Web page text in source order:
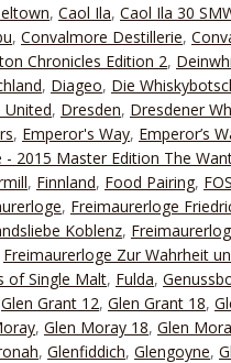
, Caol Ila, Caol Ila 30
, Convalmore Destillerie,
Chronicles Edition 2,
, Diageo, Die
United, Dresden, Dresdener
, Emperor's Way, Emperor’s
- 2015 Master Edition The
, Finnland, Food Pairing,
, Freimaurerloge
Koblenz,
Freimaurerloge Zur Wahrheit
of Single Malt, Fulda,
Glen Grant 12, Glen Grant 18,
, Glen Moray 18, Glen
, Glenfiddich, Glengoyne,